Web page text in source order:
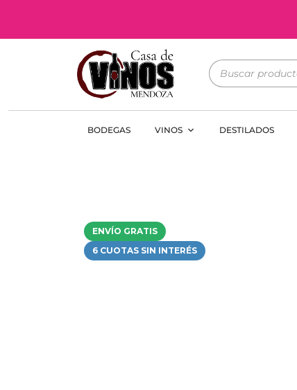
BODEGAS VINOS DESTILADOS
ENVÍO GRATIS
6 CUOTAS SIN INTERÉS